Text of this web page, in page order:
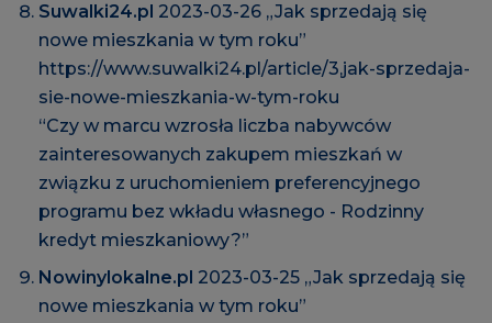
Suwalki24.pl 2023-03-26 „Jak sprzedają się
nowe mieszkania w tym roku”
https://www.suwalki24.pl/article/3,jak-sprzedaja-
sie-nowe-mieszkania-w-tym-roku
“Czy w marcu wzrosła liczba nabywców
zainteresowanych zakupem mieszkań w
związku z uruchomieniem preferencyjnego
programu bez wkładu własnego - Rodzinny
kredyt mieszkaniowy?”
Nowinylokalne.pl 2023-03-25 „Jak sprzedają się
nowe mieszkania w tym roku”